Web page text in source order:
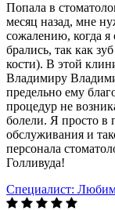
Попала в
месяц назад, мне
сожалению, когда я
брались, так как
кости). В этой
Владимиру
предельно ему
процедур не
болели. Я просто в
обслуживания и
персонала
Голливуда!
Специалист: